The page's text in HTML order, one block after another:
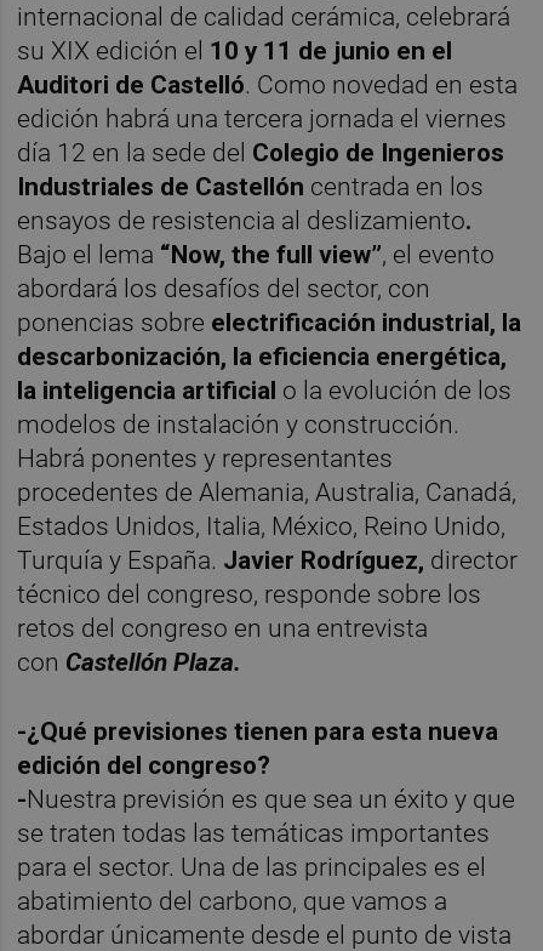
internacional de calidad cerámica, celebrará
su XIX edición el 10 y 11 de junio en el
Auditori de Castelló. Como novedad en esta
edición habrá una tercera jornada el viernes
día 12 en la sede del Colegio de Ingenieros
Industriales de Castellón centrada en los
ensayos de resistencia al deslizamiento.
Bajo el lema “Now, the full view”, el evento
abordará los desafíos del sector, con
ponencias sobre electrificación industrial, la
descarbonización, la eficiencia energética,
la inteligencia artificial o la evolución de los
modelos de instalación y construcción.
Habrá ponentes y representantes
procedentes de Alemania, Australia, Canadá,
Estados Unidos, Italia, México, Reino Unido,
Turquía y España. Javier Rodríguez, director
técnico del congreso, responde sobre los
retos del congreso en una entrevista
con Castellón Plaza.
-¿Qué previsiones tienen para esta nueva
edición del congreso?
-Nuestra previsión es que sea un éxito y que
se traten todas las temáticas importantes
para el sector. Una de las principales es el
abatimiento del carbono, que vamos a
abordar únicamente desde el punto de vista